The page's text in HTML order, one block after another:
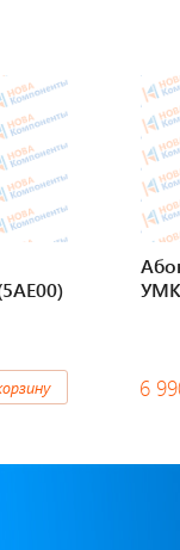
6